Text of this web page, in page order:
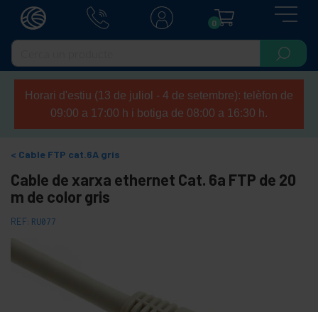
0
Horari d'estiu (13 de juliol - 4 de setembre): telèfon de
09:00 a 17:00 h i botiga de 08:00 a 16:30 h.
Cable FTP cat.6A gris
Cable de xarxa ethernet Cat. 6a FTP de 20
m de color gris
REF: RU077